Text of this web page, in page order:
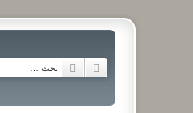
بحث